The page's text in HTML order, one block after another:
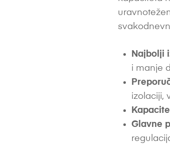
Najbolji
i manje
izolaciji,
Glavne